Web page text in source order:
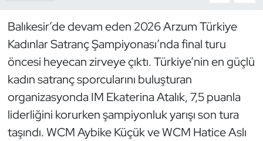
Balıkesir’de devam eden 2026 Arzum Türkiye
Kadınlar Satranç Şampiyonası’nda final turu
öncesi heyecan zirveye çıktı. Türkiye’nin en güçlü
kadın satranç sporcularını buluşturan
organizasyonda IM Ekaterina Atalık, 7,5 puanla
liderliğini korurken şampiyonluk yarışı son tura
taşındı. WCM Aybike Küçük ve WCM Hatice Aslı
Dövüş Sanatı
E-Spor
Eskrim
Futbol